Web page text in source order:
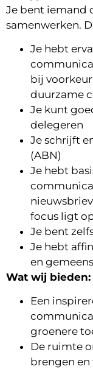
Je bent iemand
samenwerken.
Je hebt
bij
duurzame
Je kunt
delegeren
Je schrijft
(ABN)
Je hebt
focus ligt
Je bent
Je hebt
en
Wat wij bieden:
Een
groenere
De ruimte
brengen en